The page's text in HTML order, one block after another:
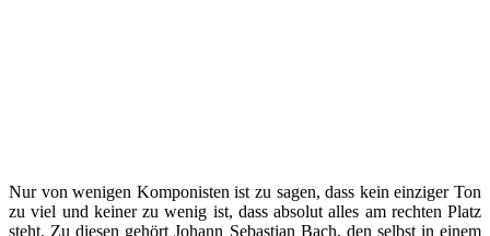
Nur von wenigen Komponisten ist zu sagen, dass kein einziger Ton
zu viel und keiner zu wenig ist, dass absolut alles am rechten Platz
steht. Zu diesen gehört Johann Sebastian Bach, den selbst in einem